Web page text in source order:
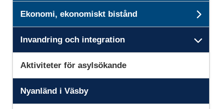
Ekonomi, ekonomiskt bistånd
Invandring och integration
Aktiviteter för asylsökande
Nyanländ i Väsby